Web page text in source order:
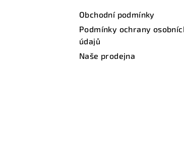
Obchodní podmínky
Podmínky ochrany
údajů
Naše prodejna